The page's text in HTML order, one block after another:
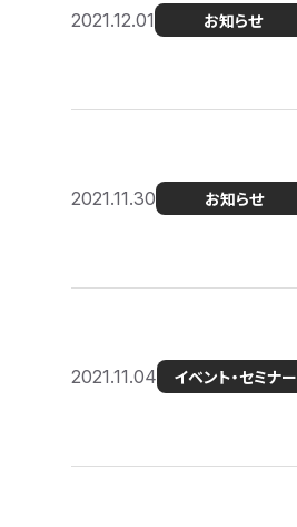
2021.12.01 お知らせ
2021.11.30 お知らせ
2021.11.04 イベント・セミナー